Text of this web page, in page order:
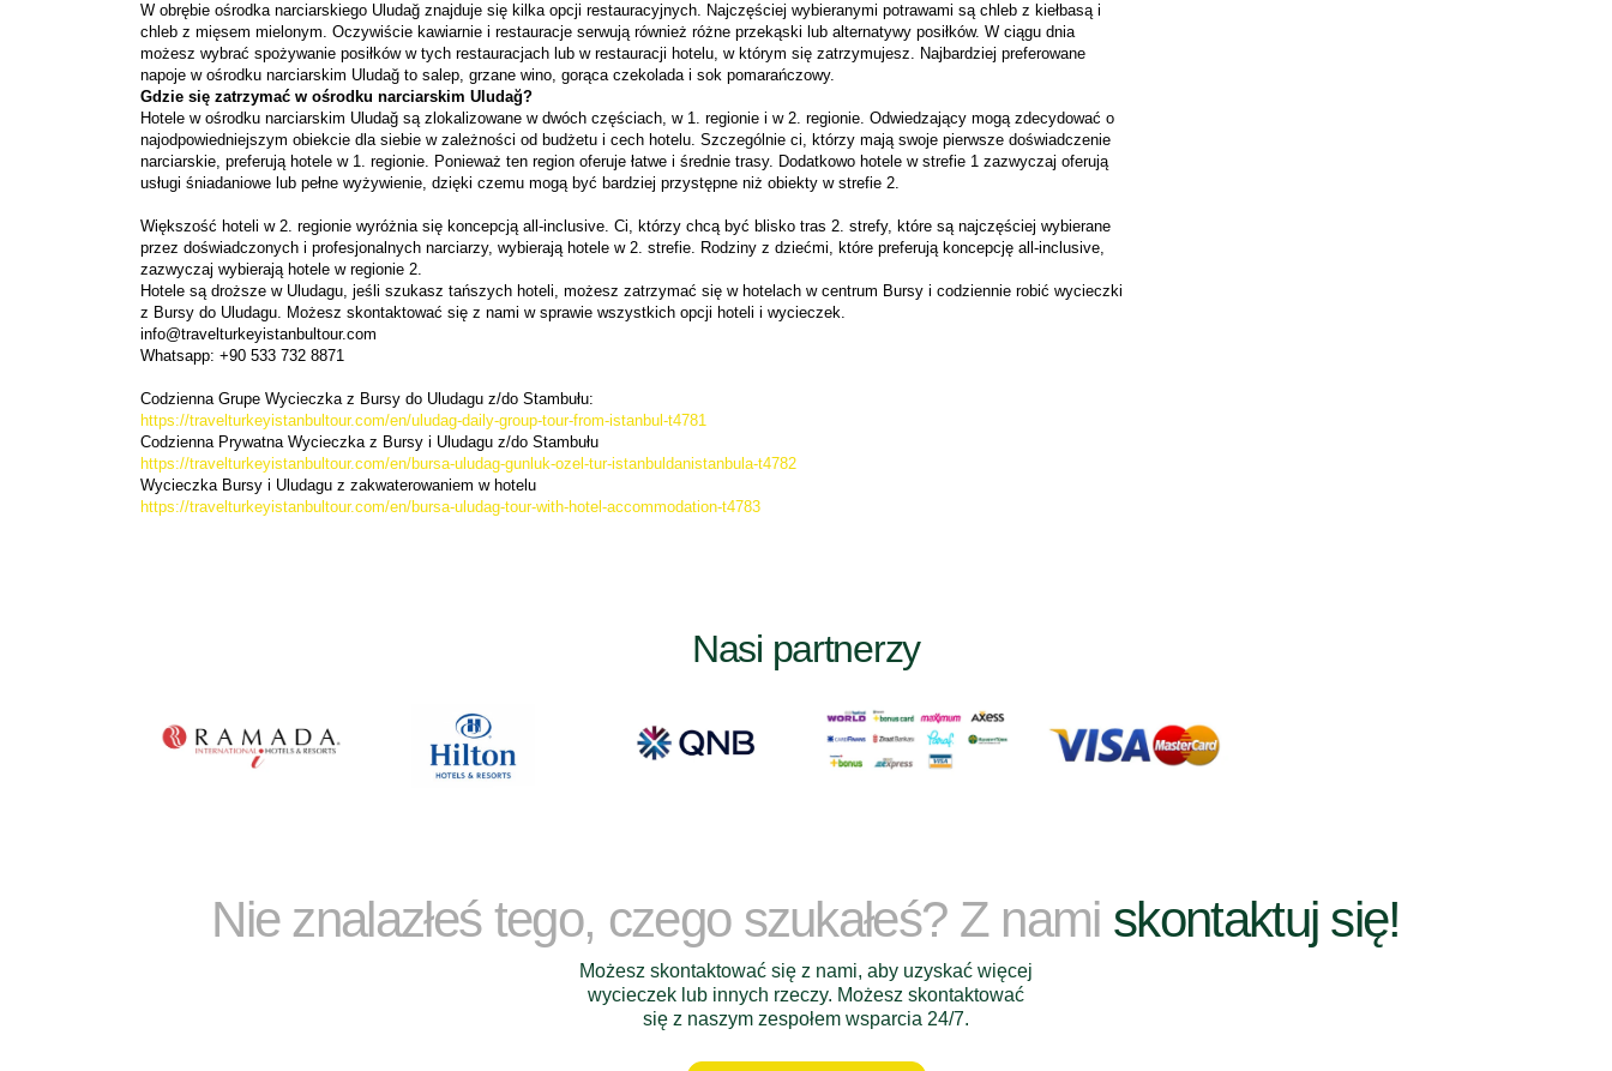
W obrębie ośrodka narciarskiego Uludağ znajduje się kilka opcji restauracyjnych. Najczęściej wybieranymi potrawami są chleb z kiełbasą i
chleb z mięsem mielonym. Oczywiście kawiarnie i restauracje serwują również różne przekąski lub alternatywy posiłków. W ciągu dnia
możesz wybrać spożywanie posiłków w tych restauracjach lub w restauracji hotelu, w którym się zatrzymujesz. Najbardziej preferowane
napoje w ośrodku narciarskim Uludağ to salep, grzane wino, gorąca czekolada i sok pomarańczowy.
Gdzie się zatrzymać w ośrodku narciarskim Uludağ?
Hotele w ośrodku narciarskim Uludağ są zlokalizowane w dwóch częściach, w 1. regionie i w 2. regionie. Odwiedzający mogą zdecydować o
najodpowiedniejszym obiekcie dla siebie w zależności od budżetu i cech hotelu. Szczególnie ci, którzy mają swoje pierwsze doświadczenie
narciarskie, preferują hotele w 1. regionie. Ponieważ ten region oferuje łatwe i średnie trasy. Dodatkowo hotele w strefie 1 zazwyczaj oferują
usługi śniadaniowe lub pełne wyżywienie, dzięki czemu mogą być bardziej przystępne niż obiekty w strefie 2.
Większość hoteli w 2. regionie wyróżnia się koncepcją all-inclusive. Ci, którzy chcą być blisko tras 2. strefy, które są najczęściej wybierane
przez doświadczonych i profesjonalnych narciarzy, wybierają hotele w 2. strefie. Rodziny z dziećmi, które preferują koncepcję all-inclusive,
zazwyczaj wybierają hotele w regionie 2.
Hotele są droższe w Uludagu, jeśli szukasz tańszych hoteli, możesz zatrzymać się w hotelach w centrum Bursy i codziennie robić wycieczki
z Bursy do Uludagu. Możesz skontaktować się z nami w sprawie wszystkich opcji hoteli i wycieczek.
info@travelturkeyistanbultour.com
Whatsapp: +90 533 732 8871
Codzienna Grupe Wycieczka z Bursy do Uludagu z/do Stambułu:
https://travelturkeyistanbultour.com/en/uludag-daily-group-tour-from-istanbul-t4781
Codzienna Prywatna Wycieczka z Bursy i Uludagu z/do Stambułu
https://travelturkeyistanbultour.com/en/bursa-uludag-gunluk-ozel-tur-istanbuldanistanbula-t4782
Wycieczka Bursy i Uludagu z zakwaterowaniem w hotelu
https://travelturkeyistanbultour.com/en/bursa-uludag-tour-with-hotel-accommodation-t4783
Nasi partnerzy
Nie znalazłeś tego, czego szukałeś? Z nami skontaktuj się!
Możesz skontaktować się z nami, aby uzyskać więcej
wycieczek lub innych rzeczy. Możesz skontaktować
się z naszym zespołem wsparcia 24/7.